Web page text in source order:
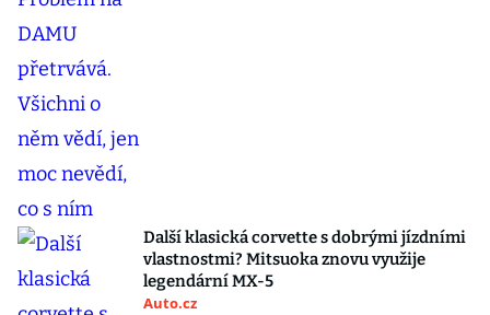
Další klasická corvette s dobrými jízdními
vlastnostmi? Mitsuoka znovu využije
legendární MX-5
Auto.cz